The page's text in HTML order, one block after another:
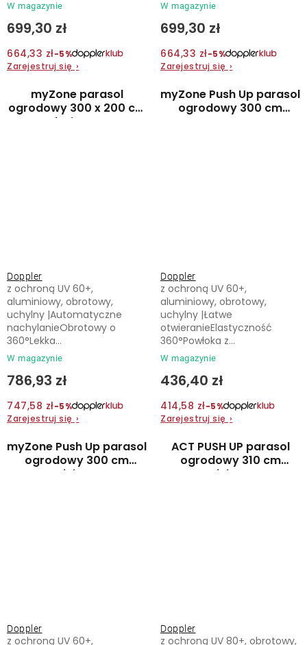
W magazynie
699,30 zł
664,33 zł−5%
Zarejestruj się ›
W magazynie
699,30 zł
664,33 zł−5%
Zarejestruj się ›
myZone parasol
ogrodowy 300 x 200 cm
beżowy
Doppler
W magazynie
786,93 zł
747,58 zł−5%
Zarejestruj się ›
z ochroną UV 60+,
aluminiowy, obrotowy,
uchylny |Automatyczne
nachylanieObrotowy o
360°Lekka...
myZone Push Up parasol
ogrodowy 300 cm
Doppler
W magazynie
436,40 zł
414,58 zł−5%
Zarejestruj się ›
z ochroną UV 60+,
aluminiowy, obrotowy,
uchylny |Łatwe
otwieranieElastyczność
360°Powłoka z...
myZone Push Up parasol
ogrodowy 300 cm
zielony
Doppler
z ochroną UV 60+,
ACT PUSH UP parasol
ogrodowy 310 cm
zielony
Doppler
z ochroną UV 80+, obrotowy,